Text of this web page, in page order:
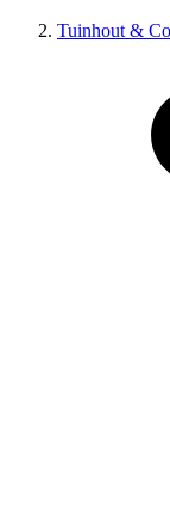
Tuinhout &